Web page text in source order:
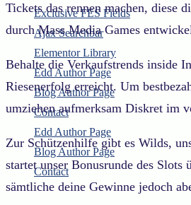
Exclusive FES Fields
Ajax Searchbar
Elementor Library
Edd Author Page
Blog Author Page
Contact
Edd Author Page
Blog Author Page
Contact
Tickets das rennen machen, diese
durch Mass Media Games
Behalte die Verkaufstrends inside
Riesenerfolg erreicht. Um
umziehen aufmerksam Diskret im
Zur Schützenhilfe gibt es Wilds,
startet unser Bonusrunde des
sämtliche deine Gewinne jedoch